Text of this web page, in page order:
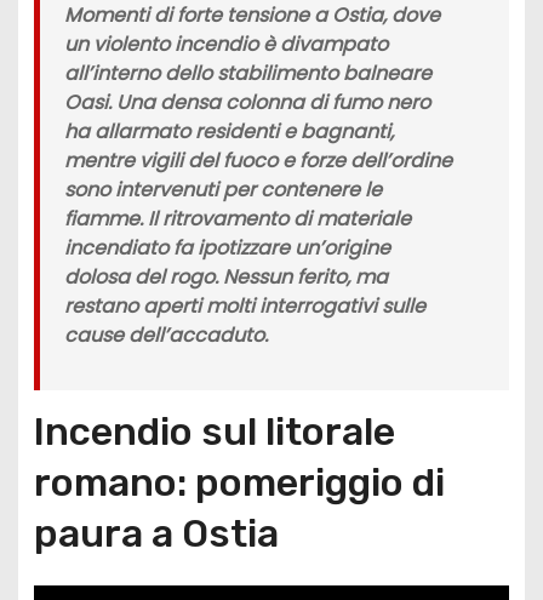
Momenti di forte tensione a Ostia, dove
un violento incendio è divampato
all’interno dello stabilimento balneare
Oasi. Una densa colonna di fumo nero
ha allarmato residenti e bagnanti,
mentre vigili del fuoco e forze dell’ordine
sono intervenuti per contenere le
fiamme. Il ritrovamento di materiale
incendiato fa ipotizzare un’origine
dolosa del rogo. Nessun ferito, ma
restano aperti molti interrogativi sulle
cause dell’accaduto.
Incendio sul litorale
romano: pomeriggio di
paura a Ostia